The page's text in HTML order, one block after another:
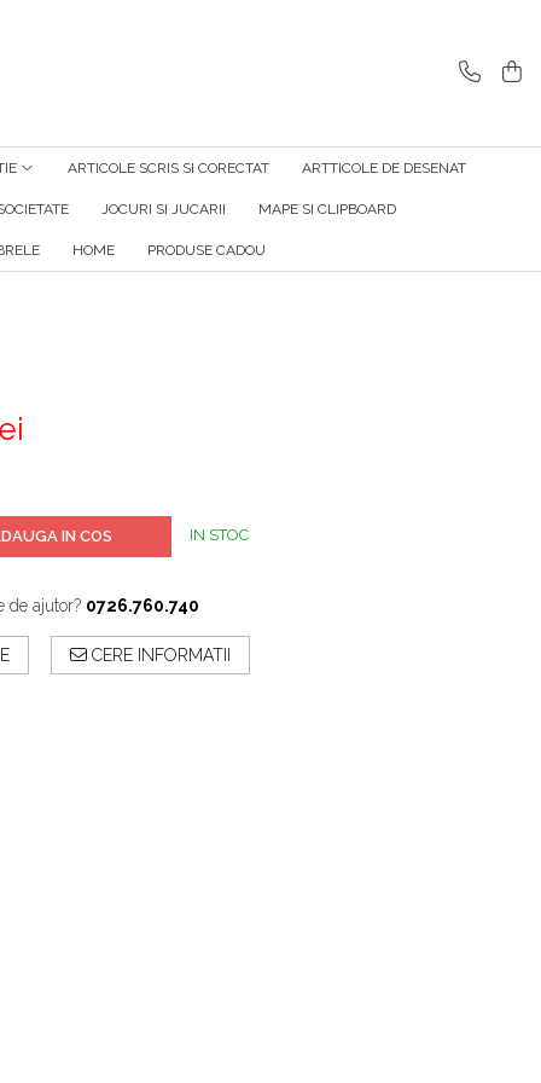
ARTICOLE SCRIS SI CORECTAT ARTTICOLE DE DESENAT
JOCURI SI JUCARII MAPE SI CLIPBOARD
HOME PRODUSE CADOU
IN COS IN STOC
de ajutor? 0726.760.740
CERE INFORMATII